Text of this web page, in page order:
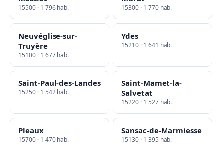
15500 · 1 796 hab. 15300 · 1 770 hab.
Neuvéglise-sur-
Truyère
15100 · 1 677 hab.
Ydes
15210 · 1 641 hab.
Saint-Paul-des-Landes
15250 · 1 542 hab.
Saint-Mamet-la-
Salvetat
15220 · 1 527 hab.
Pleaux
15700 · 1 470 hab.
Sansac-de-Marmiesse
15130 · 1 395 hab.